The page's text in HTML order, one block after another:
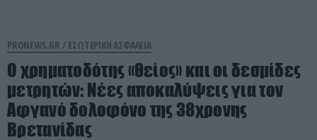
PRONEWS.GR / ΕΣΩΤΕΡΙΚΗ ΑΣΦΑΛΕΙΑ
Ο χρηματοδότης «θείος» και οι δεσμίδες
μετρητών: Νέες αποκαλύψεις για τον
Αφγανό δολοφόνο της 38χρονης
Βρετανίδας